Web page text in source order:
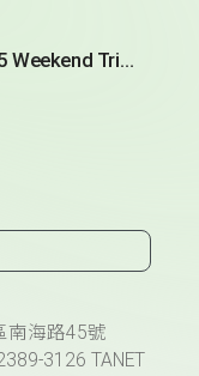
超級英語通-英檢篇 035 Weekend Trip- 週末旅遊
南海路45號
3126 TANET